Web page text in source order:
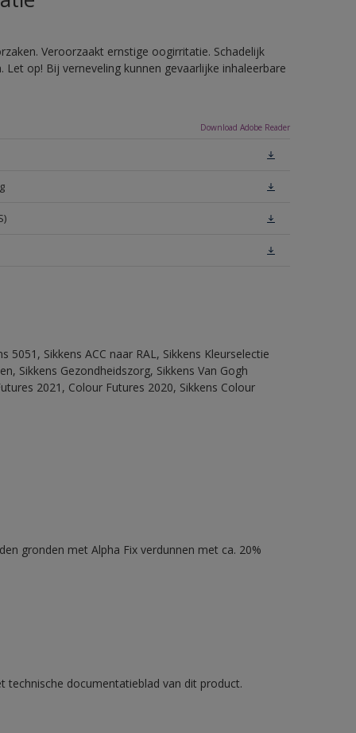
Veroorzaakt ernstige oogirritatie. Schadelijk
op! Bij verneveling kunnen gevaarlijke inhaleerbare
Download Adobe Reader
5051, Sikkens ACC naar RAL, Sikkens Kleurselectie
Sikkens Gezondheidszorg, Sikkens Van Gogh
2021, Colour Futures 2020, Sikkens Colour
gronden met Alpha Fix verdunnen met ca. 20%
technische documentatieblad van dit product.